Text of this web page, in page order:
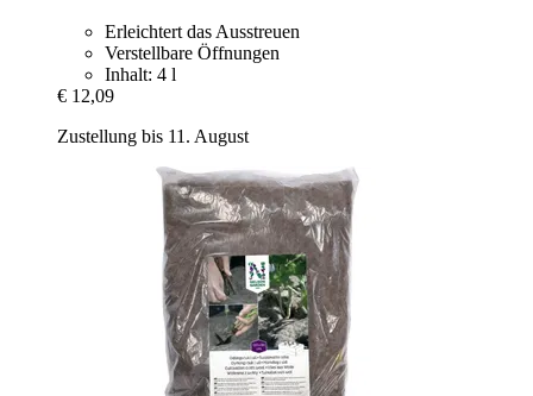
Erleichtert das Ausstreuen
Verstellbare Öffnungen
Inhalt: 4 l
€ 12,09
Zustellung bis 11. August